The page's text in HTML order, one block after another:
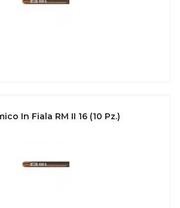
In Fiala RM II 16 (10 Pz.)